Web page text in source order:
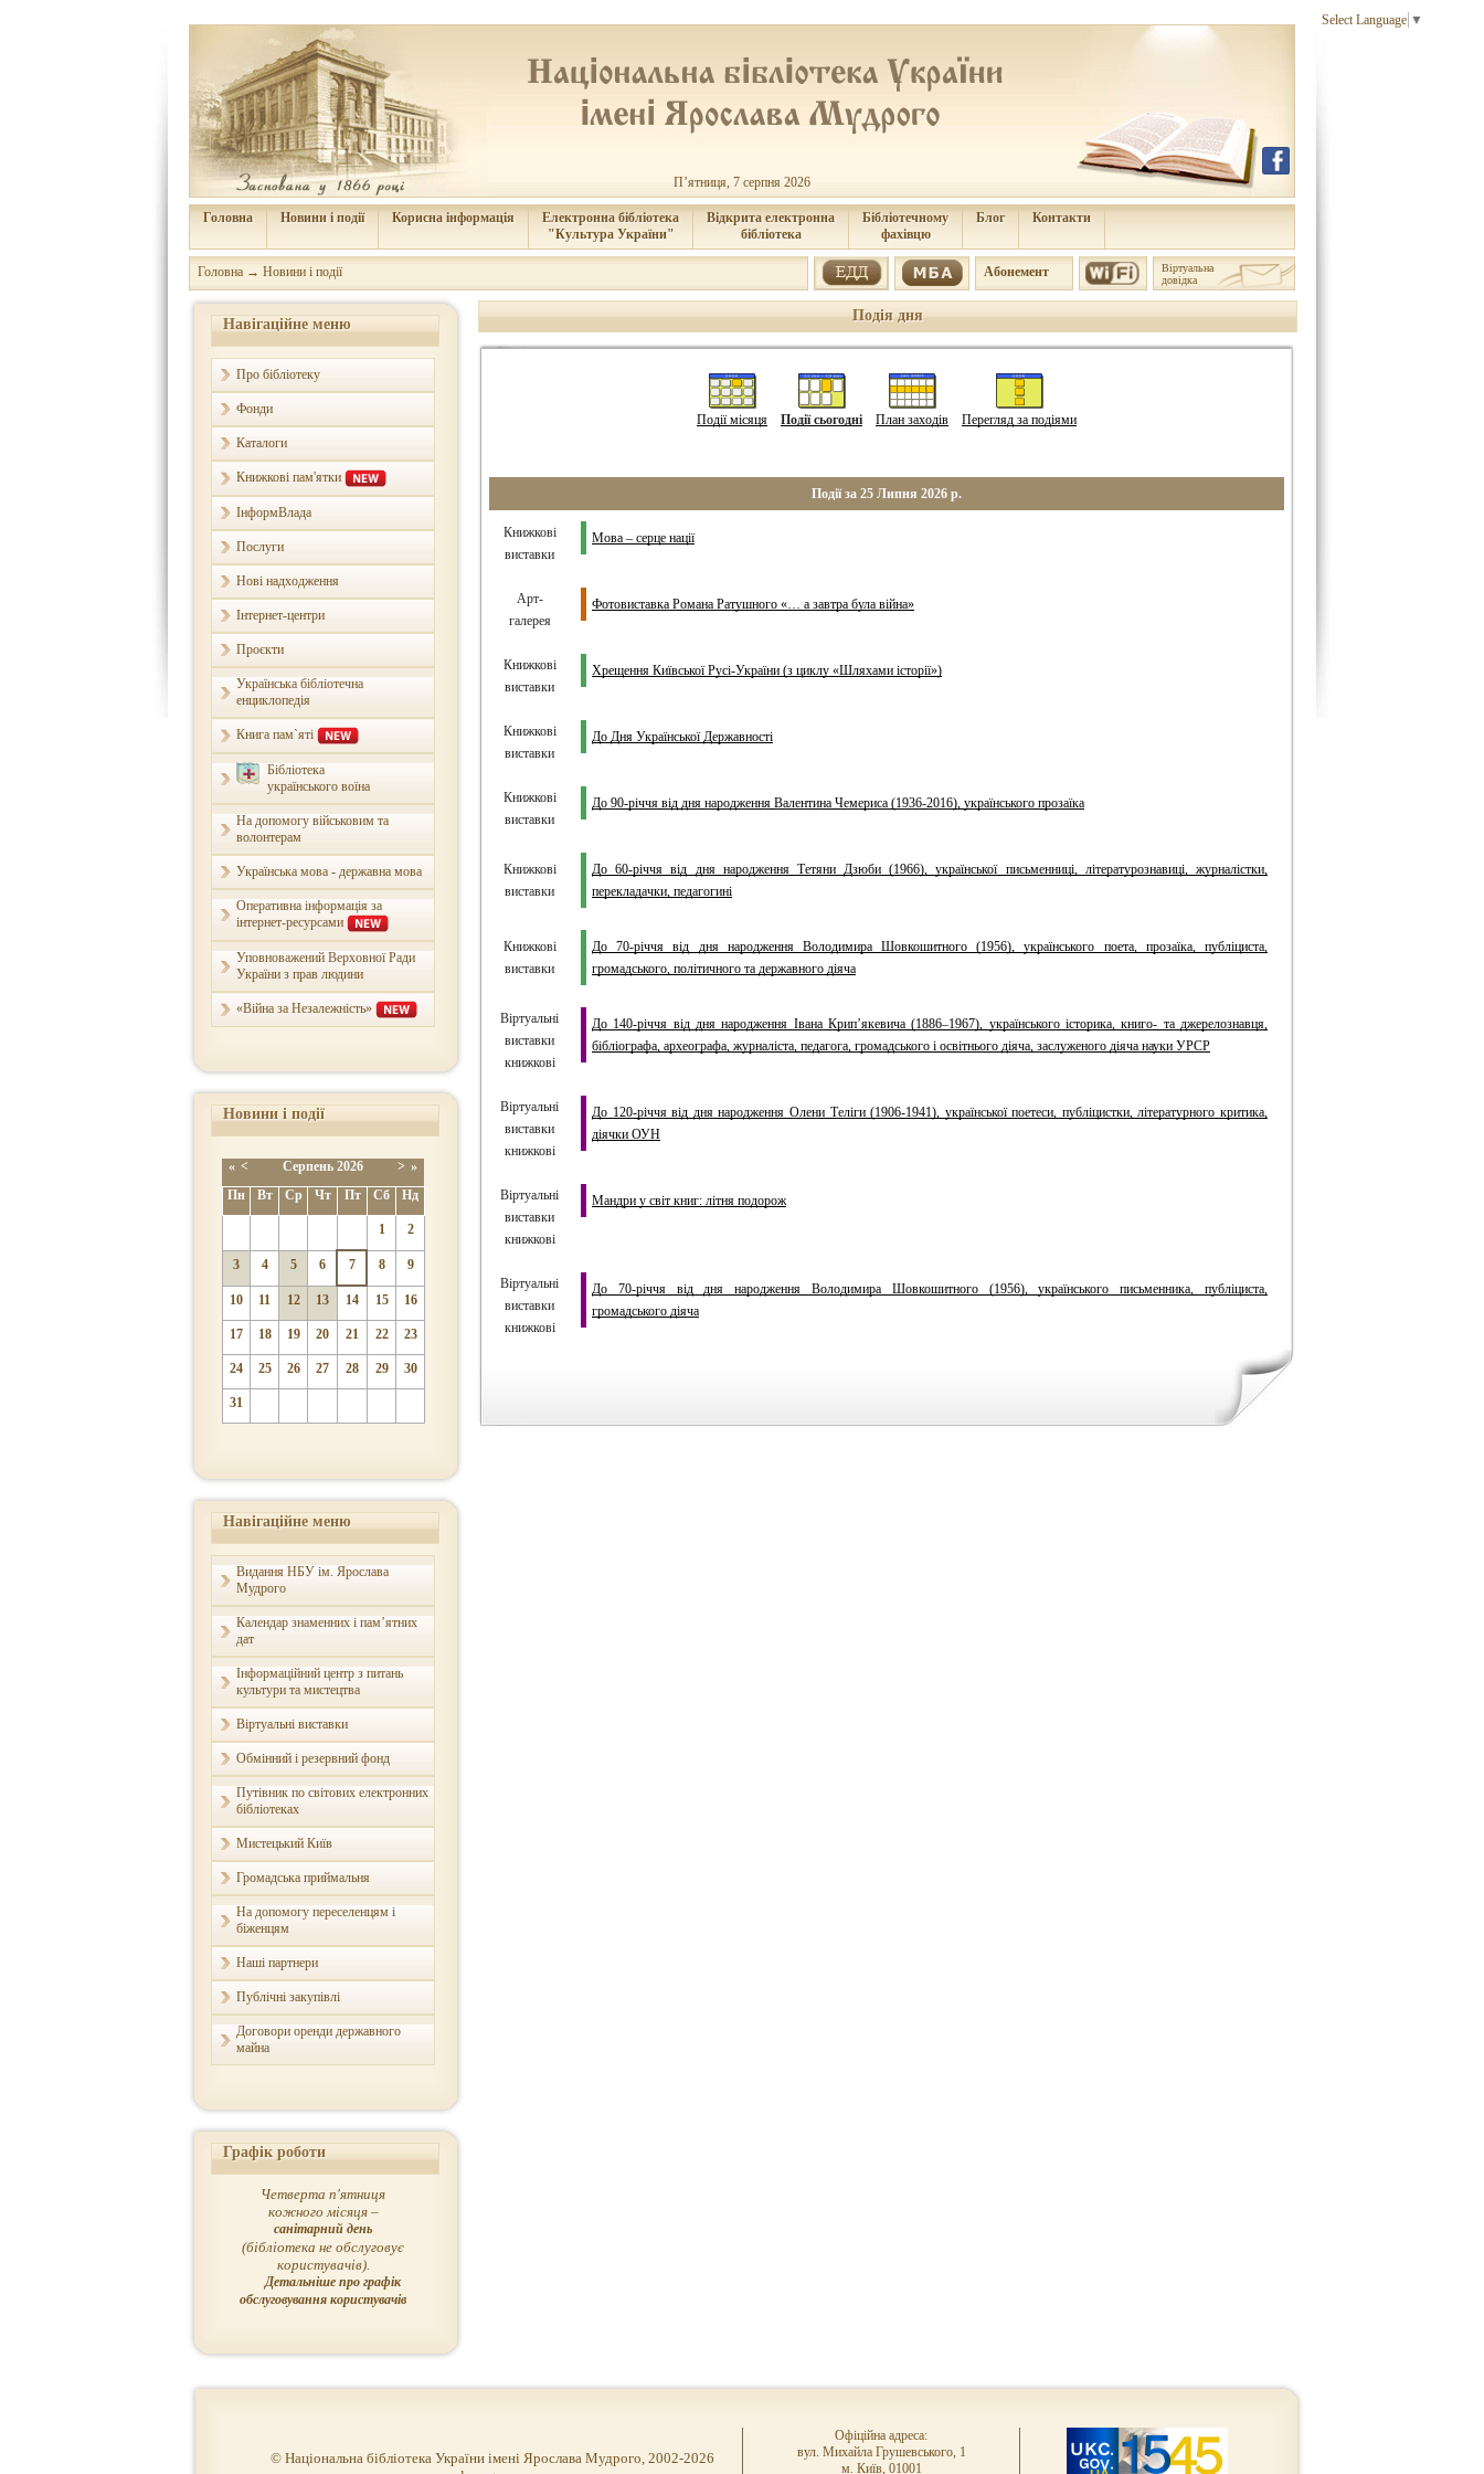
Select Language ▼
П’ятниця, 7 серпня 2026
Головна Новини і події Корисна інформація
Електронна бібліотека
"Культура України"
Відкрита електронна
бібліотека
Бібліотечному
фахівцю
Блог Контакти
Головна → Новини і події Aбонемент
Віртуальна
довідка
Навігаційне меню
Про бібліотеку
Фонди
Каталоги
Книжкові пам'ятки
ІнформВлада
Послуги
Нові надходження
Інтернет-центри
Проєкти
Українська бібліотечна
енциклопедія
Книга пам`яті
Бібліотека
українського воїна
На допомогу військовим та
волонтерам
Українська мова - державна мова
Оперативна інформація за
інтернет-ресурсами
Уповноважений Верховної Ради
України з прав людини
«Війна за Незалежність»
Новини і події
« < Серпень2026 > »
Пн
Вт Ср Чт Пт Сб Нд
1 2
3 4 5 6 7 8 9
10 11 12 13 14 15 16
17 18 19 20 21 22 23
24 25 26 27 28 29 30
31
Навігаційне меню
Видання НБУ ім. Ярослава
Мудрого
Календар знаменних і пам’ятних
дат
Інформаційний центр з питань
культури та мистецтва
Віртуальні виставки
Обмінний і резервний фонд
Путівник по світових електронних
бібліотеках
Мистецький Київ
Громадська приймальня
На допомогу переселенцям і
біженцям
Наші партнери
Публічні закупівлі
Договори оренди державного
майна
Графік роботи
Четверта п'ятниця
кожного місяця –
санітарний день
(бібліотека не обслуговує
користувачів).
Детальніше про графік
обслуговування користувачів
Подія дня
Події місяця Події сьогодні План заходів Перегляд за подіями
Події за 25 Липня 2026 р.
Книжкові
виставки
Мова – серце нації
Арт-
галерея
Фотовиставка Романа Ратушного «… а завтра була війна»
Книжкові
виставки
Хрещення Київської Русі-України (з циклу «Шляхами історії»)
Книжкові
виставки
До Дня Української Державності
Книжкові
виставки
До 90-річчя від дня народження Валентина Чемериса (1936-2016), українського прозаїка
Книжкові
виставки
До 60-річчя від дня народження Тетяни Дзюби (1966), української письменниці, літературознавиці, журналістки,
перекладачки, педагогині
Книжкові
виставки
До 70-річчя від дня народження Володимира Шовкошитного (1956), українського поета, прозаїка, публіциста,
громадського, політичного та державного діяча
Віртуальні
виставки
книжкові
До 140-річчя від дня народження Івана Крип’якевича (1886–1967), українського історика, книго- та джерелознавця,
бібліографа, археографа, журналіста, педагога, громадського і освітнього діяча, заслуженого діяча науки УРСР
Віртуальні
виставки
книжкові
До 120-річчя від дня народження Олени Теліги (1906-1941), української поетеси, публіцистки, літературного критика,
діячки ОУН
Віртуальні
виставки
книжкові
Мандри у світ книг: літня подорож
Віртуальні
виставки
книжкові
До 70-річчя від дня народження Володимира Шовкошитного (1956), українського письменника, публіциста,
громадського діяча
© Національна бібліотека України імені Ярослава Мудрого, 2002-2026
Офіційна адреса:
вул. Михайла Грушевського, 1
м. Київ, 01001